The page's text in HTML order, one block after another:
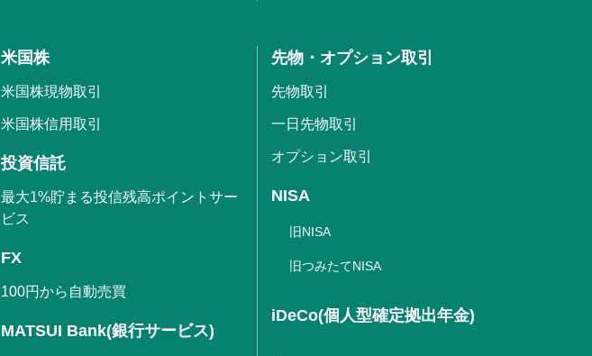
米国株
米国株現物取引
米国株信用取引
投資信託
最大1%貯まる投信残高ポイントサー
ビス
FX
100円から自動売買
MATSUI Bank(銀行サービス)
先物・オプション取引
先物取引
一日先物取引
オプション取引
NISA
旧NISA
旧つみたてNISA
iDeCo(個人型確定拠出年金)